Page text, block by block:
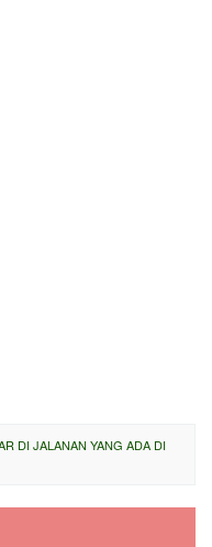
DI JALANAN YANG ADA DI